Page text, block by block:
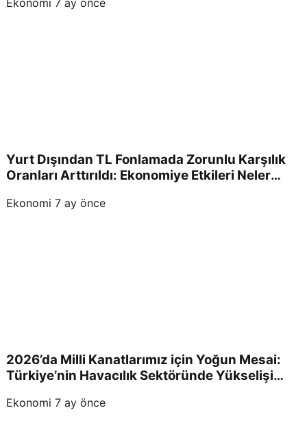
Ekonomi 7 ay önce
Yurt Dışından TL Fonlamada Zorunlu Karşılık
Oranları Arttırıldı: Ekonomiye Etkileri Neler
Ekonomi 7 ay önce
2026’da Milli Kanatlarımız için Yoğun Mesai:
Türkiye’nin Havacılık Sektöründe Yükselişi
Ekonomi 7 ay önce